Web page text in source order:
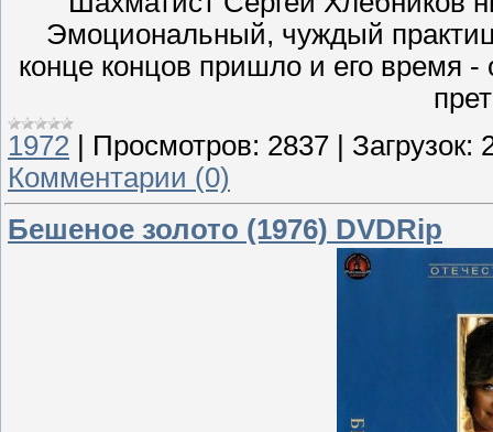
Эмоциональный, чуждый
конце концов пришло и его время
1972 | Просмотров: 2837 | Загрузок:
Комментарии (0)
Бешеное золото (1976) DVDRip